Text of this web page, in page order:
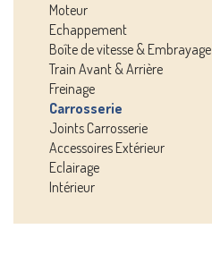
Moteur
Echappement
Boîte de vitesse & Embrayage
Train Avant & Arrière
Freinage
Carrosserie
Joints Carrosserie
Accessoires Extérieur
Eclairage
Intérieur